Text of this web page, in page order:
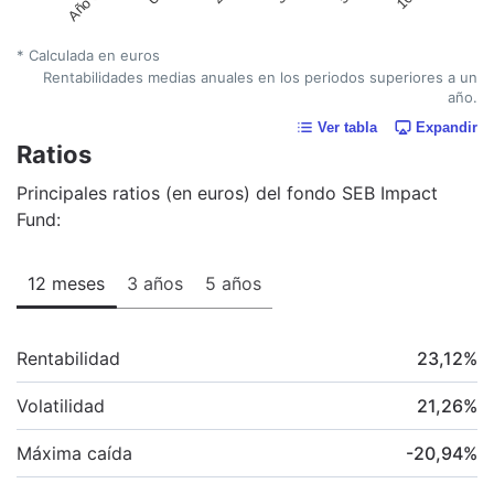
* Calculada en euros
Rentabilidades medias anuales en los periodos superiores a un
año.
Ver tabla Expandir
Ratios
Principales ratios (en euros) del fondo SEB Impact
Fund:
12 meses 3 años 5 años
Rentabilidad 23,12%
Volatilidad 21,26%
Máxima caída -20,94%